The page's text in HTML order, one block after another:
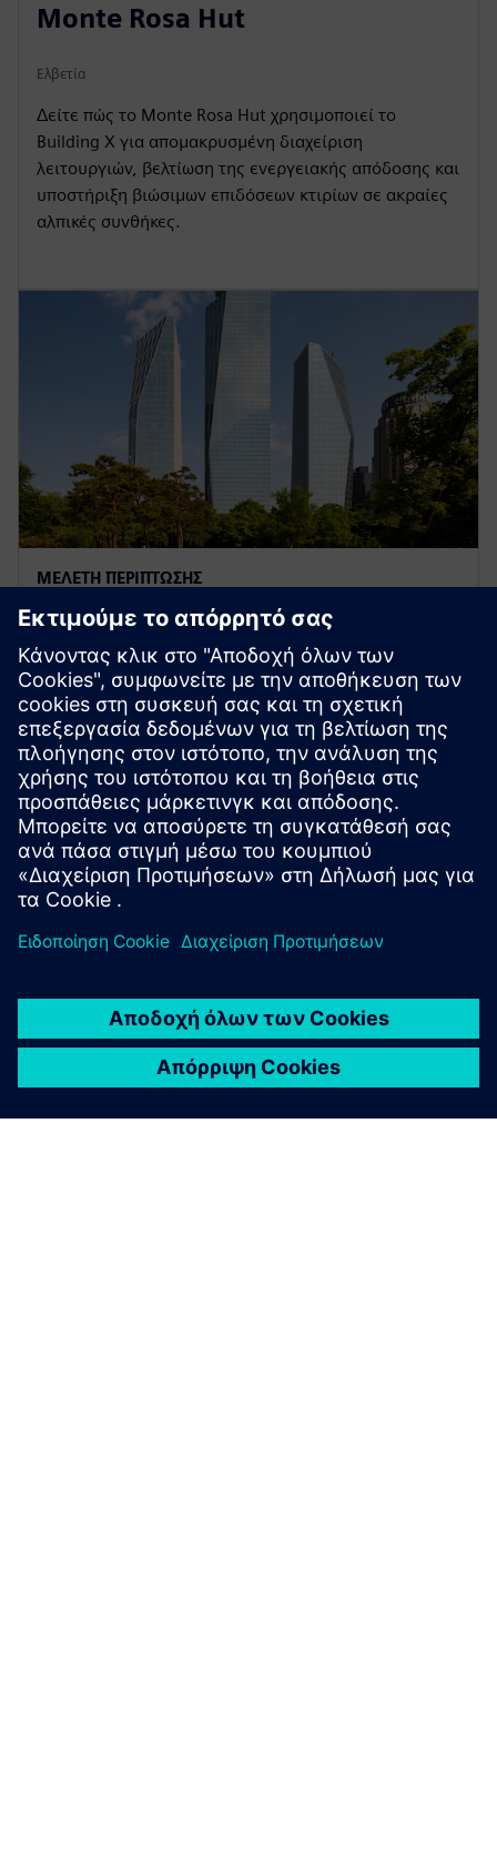
Monte Rosa Hut
Ελβετία
Δείτε πώς το Monte Rosa Hut χρησιμοποιεί το
Building X για απομακρυσμένη διαχείριση
λειτουργιών, βελτίωση της ενεργειακής απόδοσης και
υποστήριξη βιώσιμων επιδόσεων κτιρίων σε ακραίες
αλπικές συνθήκες.
ΜΕΛΈΤΗ ΠΕΡΊΠΤΩΣΗΣ
Διεθνές Οικονομικό Κέντρο
Σεούλ
Το IFC Seoul, το ορόσημο συγκρότημα μικτής χρήσης
της Νότιας Κορέας, συνεργάζεται με τη Siemens για
τη βελτιστοποίηση της απόδοσης των κτιρίων, τη
μείωση των εκπομπών και την επιτάχυνση των στόχων
βιωσιμότητας.